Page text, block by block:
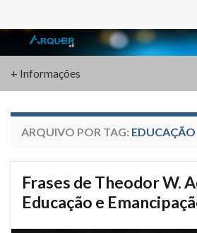
Search for:
+ Informações
ARQUIVO POR TAG:
Frases de Theodor W.
Educação e